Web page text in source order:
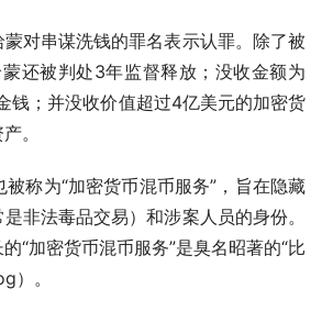
对串谋洗钱的罪名表示认罪。除了被
还被判处3年监督释放；没收金额为
钱；并没收价值超过4亿美元的加密货
。
被称为“加密货币混币服务”，旨在隐藏
非法毒品交易）和涉案人员的身份。
“加密货币混币服务”是臭名昭著的“比
）。